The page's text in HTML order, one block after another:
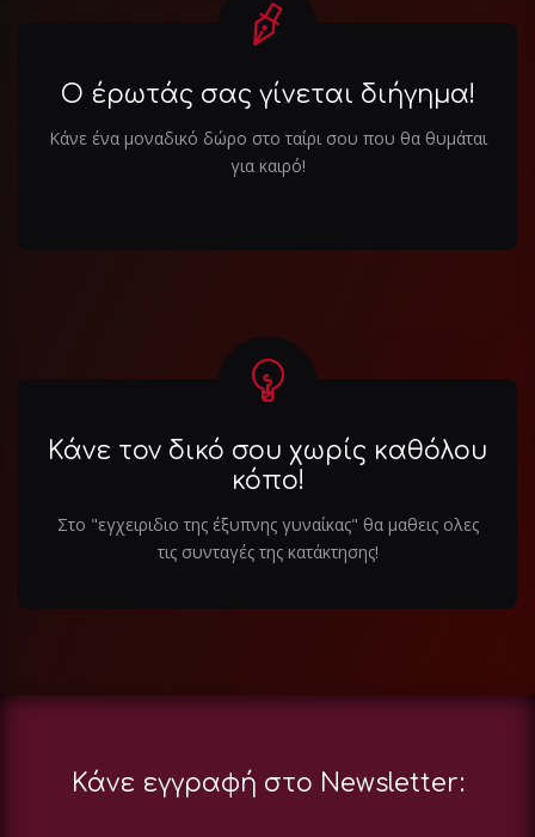
Ο έρωτάς σας γίνεται διήγημα!
Κάνε ένα μοναδικό δώρο στο ταίρι σου που θα θυμάται
για καιρό!
Κάνε τον δικό σου χωρίς καθόλου
κόπο!
Στο "εγχειριδιο της έξυπνης γυναίκας" θα μαθεις ολες
τις συνταγές της κατάκτησης!
Κάνε εγγραφή στο Newsletter: